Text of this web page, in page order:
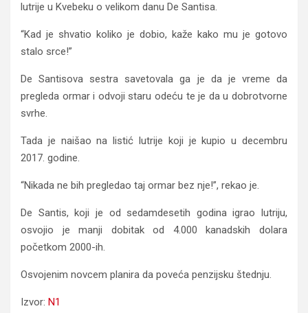
lutrije u Kvebeku o velikom danu De Santisa.
“Kad je shvatio koliko je dobio, kaže kako mu je gotovo
stalo srce!”
De Santisova sestra savetovala ga je da je vreme da
pregleda ormar i odvoji staru odeću te je da u dobrotvorne
svrhe.
Tada je naišao na listić lutrije koji je kupio u decembru
2017. godine.
“Nikada ne bih pregledao taj ormar bez nje!”, rekao je.
De Santis, koji je od sedamdesetih godina igrao lutriju,
osvojio je manji dobitak od 4.000 kanadskih dolara
početkom 2000-ih.
Osvojenim novcem planira da poveća penzijsku štednju.
Izvor: N1